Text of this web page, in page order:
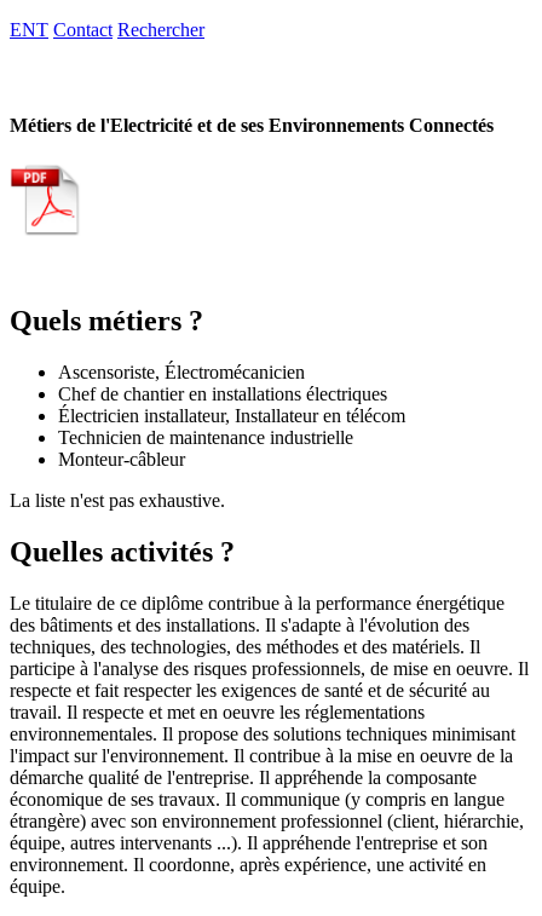
ENT Contact Rechercher
Métiers de l'Electricité et de ses Environnements Connectés
Quels métiers ?
Ascensoriste, Électromécanicien
Chef de chantier en installations électriques
Électricien installateur, Installateur en télécom
Technicien de maintenance industrielle
Monteur-câbleur
La liste n'est pas exhaustive.
Quelles activités ?
Le titulaire de ce diplôme contribue à la performance énergétique
des bâtiments et des installations. Il s'adapte à l'évolution des
techniques, des technologies, des méthodes et des matériels. Il
participe à l'analyse des risques professionnels, de mise en oeuvre. Il
respecte et fait respecter les exigences de santé et de sécurité au
travail. Il respecte et met en oeuvre les réglementations
environnementales. Il propose des solutions techniques minimisant
l'impact sur l'environnement. Il contribue à la mise en oeuvre de la
démarche qualité de l'entreprise. Il appréhende la composante
économique de ses travaux. Il communique (y compris en langue
étrangère) avec son environnement professionnel (client, hiérarchie,
équipe, autres intervenants ...). Il appréhende l'entreprise et son
environnement. Il coordonne, après expérience, une activité en
équipe.